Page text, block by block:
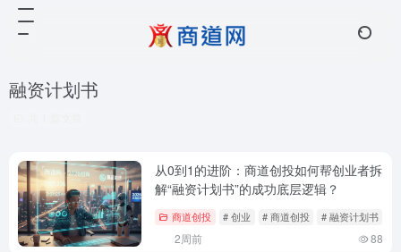
融资计划书
从0到1的进阶：商道创投如何帮创业者拆
解“融资计划书”的成功底层逻辑？
商道创投 # 创业 # 商道创投 # 融资计划书
2周前 88